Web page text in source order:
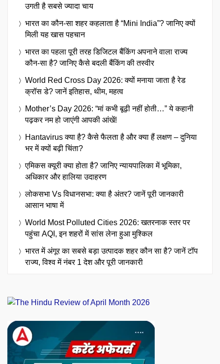
उगती है सबसे ज्यादा चाय
भारत का कौन-सा शहर कहलाता है “Mini India”? जानिए क्यों
मिली यह खास पहचान
भारत का पहला पूरी तरह डिजिटल बैंकिंग अपनाने वाला राज्य
कौन-सा है? जानिए कैसे बदली बैंकिंग की तस्वीर
World Red Cross Day 2026: क्यों मनाया जाता है रेड
क्रॉस डे? जानें इतिहास, थीम, महत्व
Mother’s Day 2026: “मां कभी बूढ़ी नहीं होती…” ये कहानी
पढ़कर नम हो जाएंगी आपकी आंखें!
Hantavirus क्या है? कैसे फैलता है और क्या हैं लक्षण – दुनिया
भर में क्यों बढ़ी चिंता?
एमिकस क्यूरी क्या होता है? जानिए न्यायपालिका में भूमिका,
अधिकार और हालिया उदाहरण
लोकसभा Vs विधानसभा: क्या है अंतर? जानें पूरी जानकारी
आसान भाषा में
World Most Polluted Cities 2026: खतरनाक स्तर पर
पहुंचा AQI, इन शहरों में सांस लेना हुआ मुश्किल
भारत में अंगूर का सबसे बड़ा उत्पादक शहर कौन सा है? जानें टॉप
राज्य, विश्व में नंबर 1 देश और पूरी जानकारी